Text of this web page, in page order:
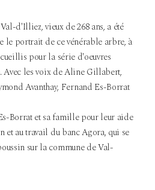
d'Illiez, vieux de 268 ans, a été
le portrait de ce vénérable arbre, à
pour la série d'oeuvres
Avec les voix de Aline Gillabert,
Avanthay, Fernand Es-Borrat
Borrat et sa famille pour leur aide
et au travail du banc Agora, qui se
sur la commune de Val-